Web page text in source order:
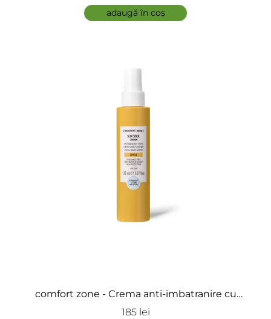
adaugă în coș
comfort zone - Crema anti-imbatranire cu
protectie solara pentru fata si corp - Sun Soul
185 lei